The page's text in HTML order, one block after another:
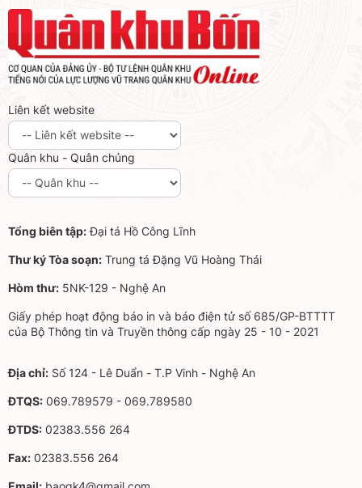
Liên kết website
Quân khu - Quân chủng
Tổng biên tập:Đại tá Hồ Công Lĩnh
Thư ký Tòa soạn: Trung tá Đặng Vũ Hoàng Thái
Hòm thư: 5NK-129 - Nghệ An
Giấy phép hoạt động báo in và báo điện tử số 685/GP-BTTTT
của Bộ Thông tin và Truyền thông cấp ngày 25 - 10 - 2021
Địa chỉ: Số 124 - Lê Duẩn - T.P Vinh - Nghệ An
ĐTQS: 069.789579 - 069.789580
ĐTDS: 02383.556 264
Fax: 02383.556 264